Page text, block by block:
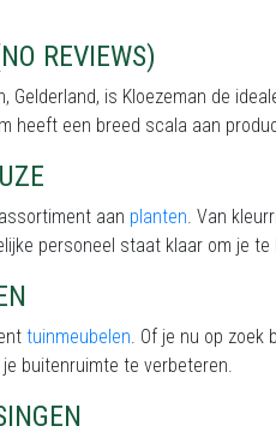
REVIEWS)
Gelderland, is Kloezeman de
heeft een breed scala aan
aan planten . Van
personeel staat klaar om je
tuinmeubelen . Of je nu op
buitenruimte te verbeteren.